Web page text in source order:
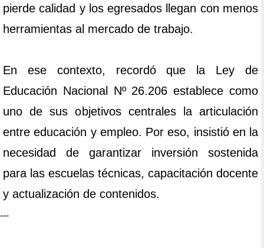
pierde calidad y los egresados llegan con menos
herramientas al mercado de trabajo.
En ese contexto, recordó que la Ley de
Educación Nacional Nº 26.206 establece como
uno de sus objetivos centrales la articulación
entre educación y empleo. Por eso, insistió en la
necesidad de garantizar inversión sostenida
para las escuelas técnicas, capacitación docente
y actualización de contenidos.
---